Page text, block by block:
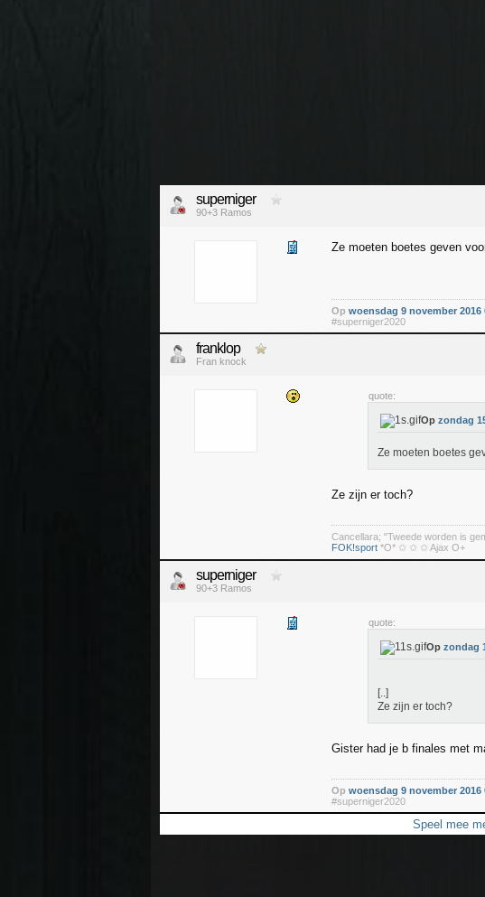
superniger
90+3 Ramos
Ze moeten boetes geven
Op woensdag 9 november 2016
#superniger2020
franklop
Fran knock
quote:
Op zondag
Ze moeten boetes
Ze zijn er toch?
Cancellara; "Tweede worden is
FOK!sport *O* ✩ ✩ ✩ Ajax O+
superniger
90+3 Ramos
quote:
Op zondag
[..]
Ze zijn er toch?
Gister had je b finales met
Op woensdag 9 november 2016
#superniger2020
Speel mee